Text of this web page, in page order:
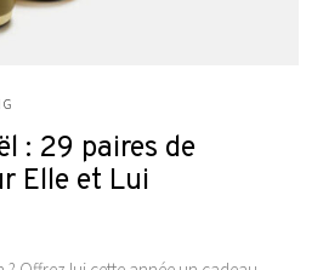
: 29 paires de
Elle et Lui